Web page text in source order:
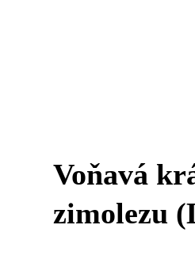
Voňavá
zimolezu